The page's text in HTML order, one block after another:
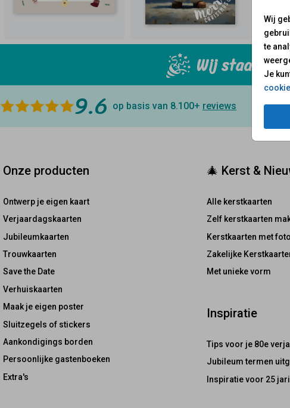
Wij
te
Je
Wij staan
9.6 op basis van 8.100+ reviews
Onze producten
Ontwerp je eigen kaart
Verjaardagskaarten
Jubileumkaarten
Trouwkaarten
Save the Date
Verhuiskaarten
Maak je eigen poster
Sluitzegels of stickers
Aankondigings borden
Persoonlijke gastenboeken
Extra's
🎄 Kerst &
Alle kerstkaarten
Zelf kerstkaarten
Kerstkaarten met foto
Zakelijke
Met unieke vorm
Inspiratie
Tips voor je 80e
Jubileum termen
Inspiratie voor 25